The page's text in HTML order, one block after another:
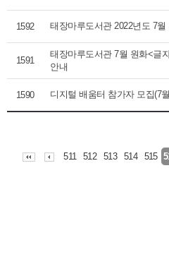
1592 태장마루도서관 2022년도 7월
1591
태장마루도서관 7월 원화<글
안내
1590 디지털 배움터 참가자 모집(7
511 512 513 514 515